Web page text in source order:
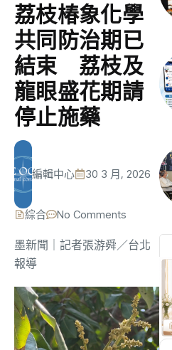
荔枝椿象化學
共同防治期已
結束 荔枝及
龍眼盛花期請
停止施藥
編輯中心 30 3 月, 2026
綜合 No Comments
墨新聞 ｜記者張游舜／台北
報導